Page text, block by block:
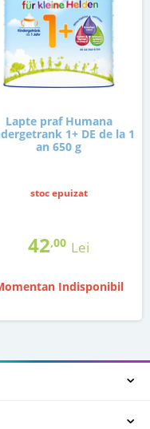
Lapte praf Humana
1+ DE de la 1
an 650 g
stoc epuizat
42,00 Lei
Indisponibil